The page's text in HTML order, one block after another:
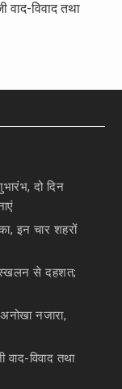
विवाद तथा
दो दिन
इन चार शहरों
से दहशत;
नजारा,
विवाद तथा